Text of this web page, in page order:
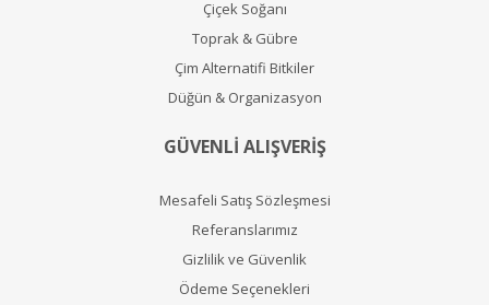
Çiçek Soğanı
Toprak & Gübre
Çim Alternatifi Bitkiler
Düğün & Organizasyon
GÜVENLİ ALIŞVERİŞ
Mesafeli Satış Sözleşmesi
Referanslarımız
Gizlilik ve Güvenlik
Ödeme Seçenekleri